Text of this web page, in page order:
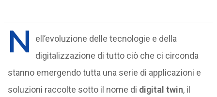
N
ell’evoluzione delle tecnologie e della
digitalizzazione di tutto ciò che ci circonda
stanno emergendo tutta una serie di applicazioni e
soluzioni raccolte sotto il nome di digital twin, il